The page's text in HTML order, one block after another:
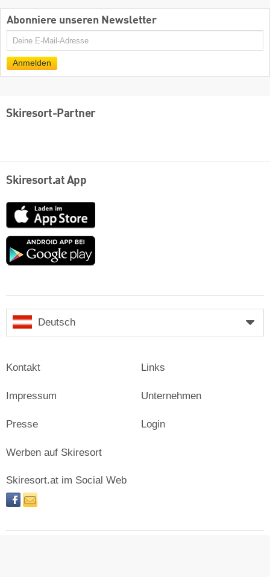
Abonniere unseren Newsletter
E-
Mail
Anmelden
Skiresort-Partner
Skiresort.at App
App
Store
Google
Deutsch
Kontakt
Impressum
Presse
Links
Unternehmen
Login
Werben auf Skiresort
Skiresort.at im Social Web
facebooknewsletter